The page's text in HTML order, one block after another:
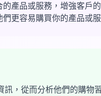
產品或服務，增強客戶
更容易購買你的產品或服
，從而分析他們的購物